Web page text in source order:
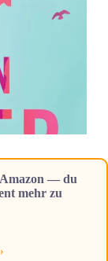
Amazon — du
mehr zu